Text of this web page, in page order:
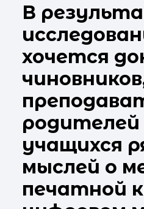
В
хочется
родителей
учащихся
мыслей о
печатной